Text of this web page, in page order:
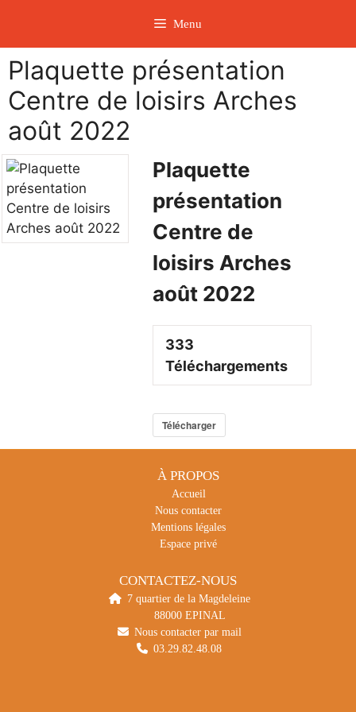
contenu
Menu
Plaquette présentation
Centre de loisirs Arches
août 2022
Plaquette
présentation
Centre de
loisirs Arches
août 2022
333
Téléchargements
Télécharger
À PROPOS
Accueil
Nous contacter
Mentions légales
Espace privé
CONTACTEZ-NOUS
7 quartier de la Magdeleine
88000 EPINAL
Nous contacter par mail
03.29.82.48.08